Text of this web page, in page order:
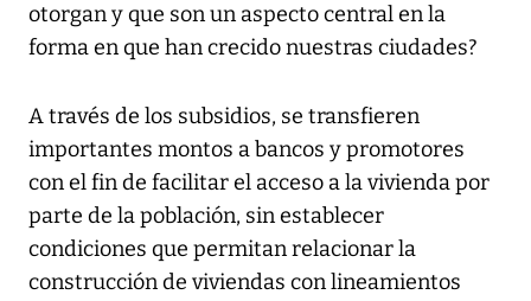
otorgan y que son un aspecto central en la
forma en que han crecido nuestras ciudades?
A través de los subsidios, se transfieren
importantes montos a bancos y promotores
con el fin de facilitar el acceso a la vivienda por
parte de la población, sin establecer
condiciones que permitan relacionar la
construcción de viviendas con lineamientos